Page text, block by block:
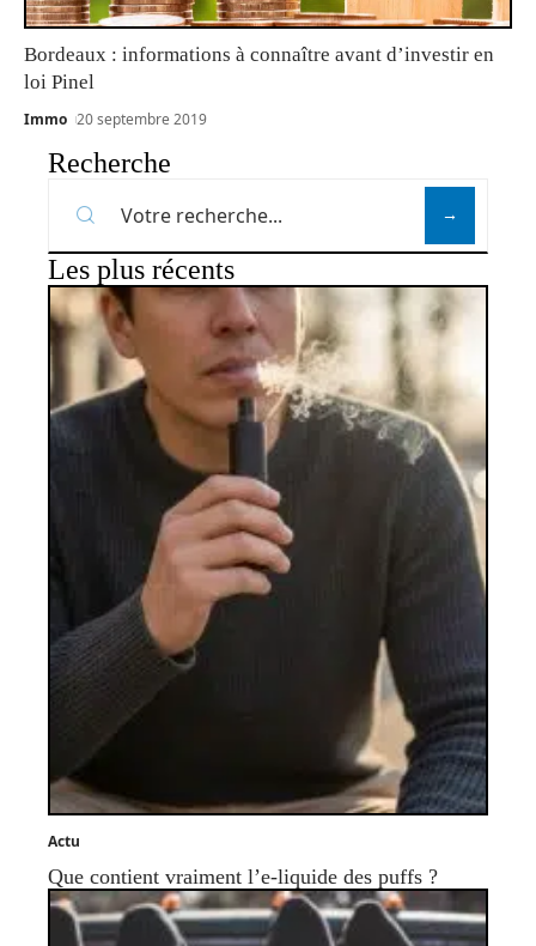
Bordeaux : informations à connaître avant d’investir en
loi Pinel
Immo 20 septembre 2019
Recherche
Les plus récents
Actu
Que contient vraiment l’e-liquide des puffs ?